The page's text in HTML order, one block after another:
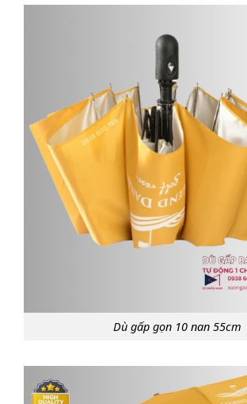
Dù gấp gọn 10 nan 55cm